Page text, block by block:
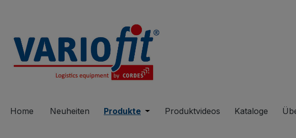
Home Neuheiten Produkte Öffne oder Schließe das Dropdown der
Produktvideos Kataloge